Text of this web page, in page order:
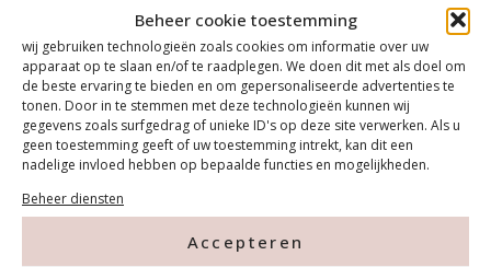
Beheer cookie toestemming
wij gebruiken technologieën zoals cookies om informatie over uw
apparaat op te slaan en/of te raadplegen. We doen dit met als doel om
de beste ervaring te bieden en om gepersonaliseerde advertenties te
tonen. Door in te stemmen met deze technologieën kunnen wij
gegevens zoals surfgedrag of unieke ID's op deze site verwerken. Als u
geen toestemming geeft of uw toestemming intrekt, kan dit een
nadelige invloed hebben op bepaalde functies en mogelijkheden.
Beheer diensten
Accepteren
Contact
Tanthofdreef 7 2623 EW Delft
015-2120822
info@mfacademy.nl